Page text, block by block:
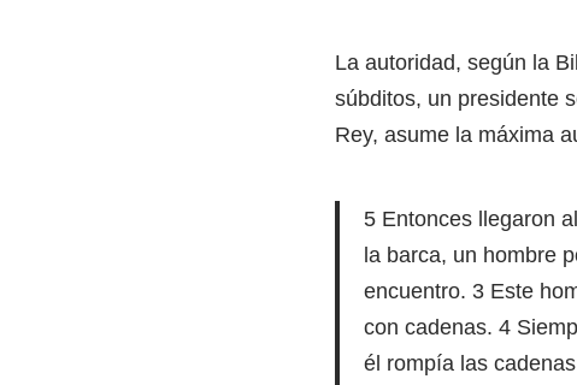
La autoridad, según la
súbditos, un presidente
Rey, asume la máxima
5 Entonces llegaron
la barca, un hombre
encuentro. 3 Este
con cadenas. 4
él rompía las